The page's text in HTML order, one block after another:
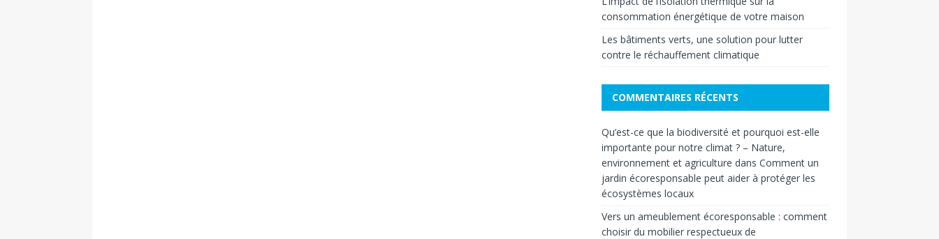
consommation énergétique de votre maison
Les bâtiments verts, une solution pour lutter
contre le réchauffement climatique
COMMENTAIRES RÉCENTS
Qu’est-ce que la biodiversité et pourquoi est-elle
importante pour notre climat ? – Nature,
environnement et agriculture dans Comment un
jardin écoresponsable peut aider à protéger les
écosystèmes locaux
Vers un ameublement écoresponsable : comment
choisir du mobilier respectueux de